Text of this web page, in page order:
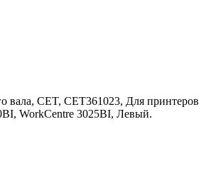
вала, CET, CET361023, Для принтеров
WorkCentre 3025BI, Левый.